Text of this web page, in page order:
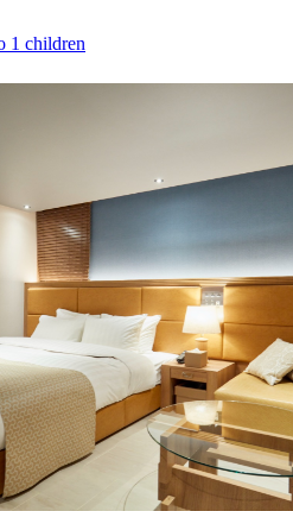
1 children